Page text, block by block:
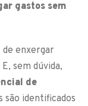
gastos sem
de enxergar
sem dúvida,
de
são identificados